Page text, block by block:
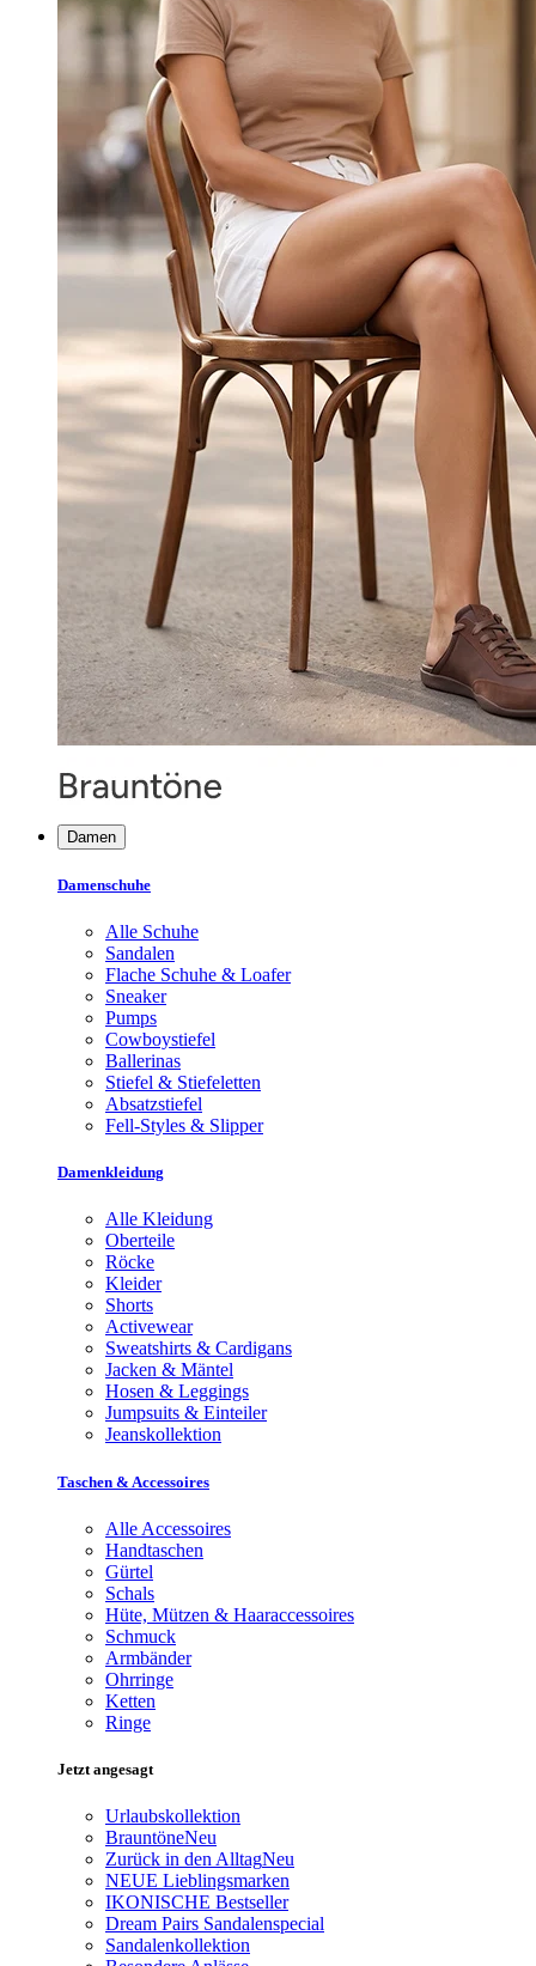
Damen
Damenschuhe
Alle Schuhe
Sandalen
Flache Schuhe & Loafer
Sneaker
Pumps
Cowboystiefel
Ballerinas
Stiefel & Stiefeletten
Absatzstiefel
Fell-Styles & Slipper
Damenkleidung
Alle Kleidung
Oberteile
Röcke
Kleider
Shorts
Activewear
Sweatshirts & Cardigans
Jacken & Mäntel
Hosen & Leggings
Jumpsuits & Einteiler
Jeanskollektion
Taschen & Accessoires
Alle Accessoires
Handtaschen
Gürtel
Schals
Hüte, Mützen & Haaraccessoires
Schmuck
Armbänder
Ohrringe
Ketten
Ringe
Jetzt angesagt
Urlaubskollektion
BrauntöneNeu
Zurück in den AlltagNeu
NEUE Lieblingsmarken
IKONISCHE Bestseller
Dream Pairs Sandalenspecial
Sandalenkollektion